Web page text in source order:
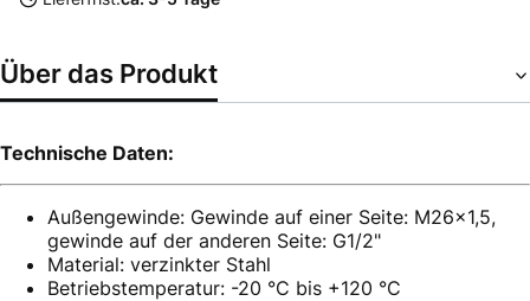
Über das Produkt
Technische Daten:
Außengewinde: Gewinde auf einer Seite: M26x1,5,
gewinde auf der anderen Seite: G1/2"
Material: verzinkter Stahl
Betriebstemperatur: -20 °C bis +120 °C